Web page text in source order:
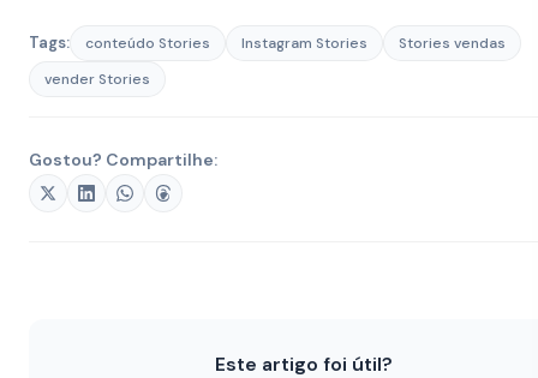
Tags: conteúdo Stories Instagram Stories
Stories vendas
vender Stories
Gostou? Compartilhe:
Este artigo foi útil?